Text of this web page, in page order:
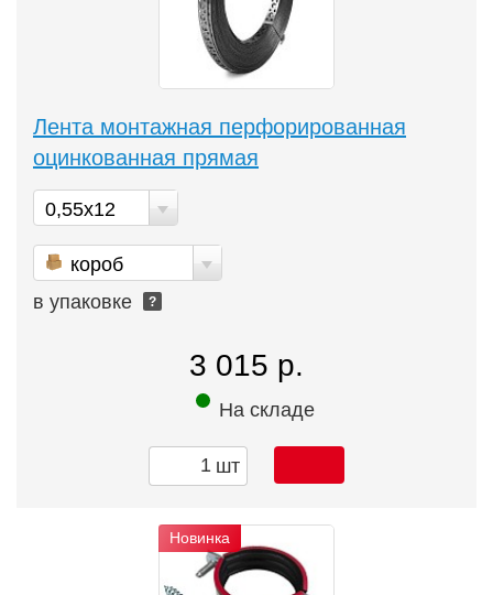
Лента монтажная перфорированная
оцинкованная прямая
0,55х12
короб
в упаковке
?
3 015 р.
На складе
шт
Новинка